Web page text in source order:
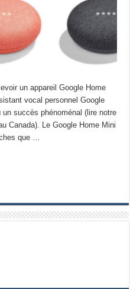
un appareil Google Home
vocal personnel Google
un succès phénoménal (lire notre
Canada). Le Google Home Mini
que …